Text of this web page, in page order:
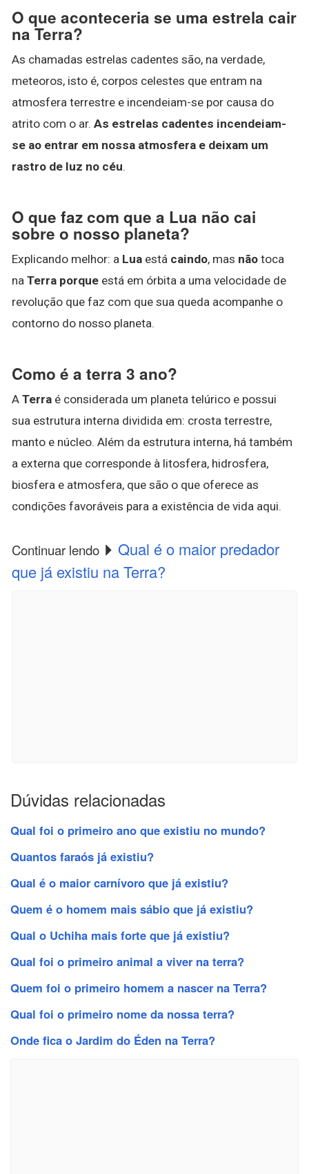
O que aconteceria se uma estrela cair
na Terra?
As chamadas estrelas cadentes são, na verdade,
meteoros, isto é, corpos celestes que entram na
atmosfera terrestre e incendeiam-se por causa do
atrito com o ar. As estrelas cadentes incendeiam-
se ao entrar em nossa atmosfera e deixam um
rastro de luz no céu.
O que faz com que a Lua não cai
sobre o nosso planeta?
Explicando melhor: a Lua está caindo, mas não toca
na Terra porque está em órbita a uma velocidade de
revolução que faz com que sua queda acompanhe o
contorno do nosso planeta.
Como é a terra 3 ano?
A Terra é considerada um planeta telúrico e possui
sua estrutura interna dividida em: crosta terrestre,
manto e núcleo. Além da estrutura interna, há também
a externa que corresponde à litosfera, hidrosfera,
biosfera e atmosfera, que são o que oferece as
condições favoráveis para a existência de vida aqui.
Continuar lendo
Qual é o maior predador
que já existiu na Terra?
Dúvidas relacionadas
Qual foi o primeiro ano que existiu no mundo?
Quantos faraós já existiu?
Qual é o maior carnívoro que já existiu?
Quem é o homem mais sábio que já existiu?
Qual o Uchiha mais forte que já existiu?
Qual foi o primeiro animal a viver na terra?
Quem foi o primeiro homem a nascer na Terra?
Qual foi o primeiro nome da nossa terra?
Onde fica o Jardim do Éden na Terra?